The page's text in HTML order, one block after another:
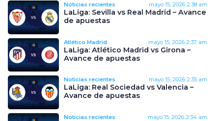
Noticias recientes mayo 15, 2026 2:38 am
LaLiga: Sevilla vs Real Madrid – Avance
de apuestas
Atlético Madrid mayo 15, 2026 2:37 am
LaLiga: Atlético Madrid vs Girona –
Avance de apuestas
Noticias recientes mayo 15, 2026 2:35 am
LaLiga: Real Sociedad vs Valencia –
Avance de apuestas
Noticias recientes mayo 15, 2026 2:34 am